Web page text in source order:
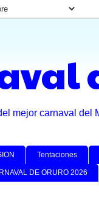
mejor carnaval del
Tentaciones
DE ORURO 2026